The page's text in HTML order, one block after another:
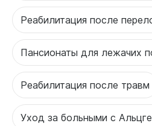
Реабилитация после
Пансионаты для лежачих
Реабилитация после травм
Уход за больными с